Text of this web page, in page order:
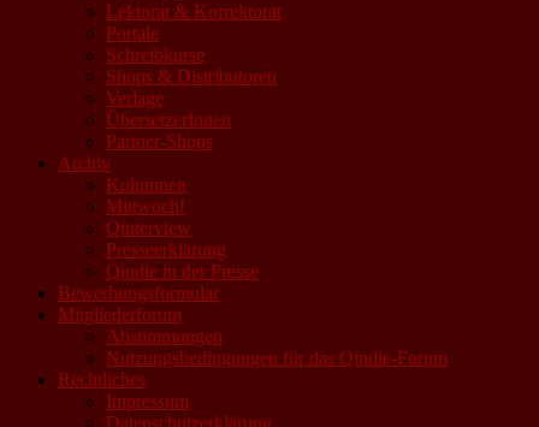
Lektorat & Korrektorat
Portale
Schreibkurse
Shops & Distributoren
Verlage
ÜbersetzerInnen
Partner-Shops
Archiv
Kolumnen
Mittwoch!
Qinterview
Presseerklärung
Qindie in der Presse
Bewerbungsformular
Mitgliederforum
Abstimmungen
Nutzungsbedingungen für das Qindie-Forum
Rechtliches
Impressum
Datenschutzerklärung